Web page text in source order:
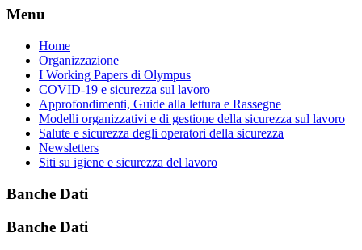
Menu
Home
Organizzazione
I Working Papers di Olympus
COVID-19 e sicurezza sul lavoro
Approfondimenti, Guide alla lettura e Rassegne
Modelli organizzativi e di gestione della sicurezza sul lavoro
Salute e sicurezza degli operatori della sicurezza
Newsletters
Siti su igiene e sicurezza del lavoro
Banche Dati
Banche Dati